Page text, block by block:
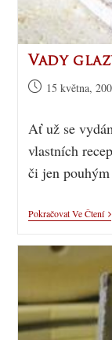
Vady
15 května,
Ať už se
vlastních
či jen
Pokračovat Ve Čtení